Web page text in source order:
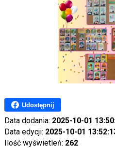
Udostępnij
Data dodania: 2025-10-01
Data edycji: 2025-10-01
Ilość wyświetleń: 262